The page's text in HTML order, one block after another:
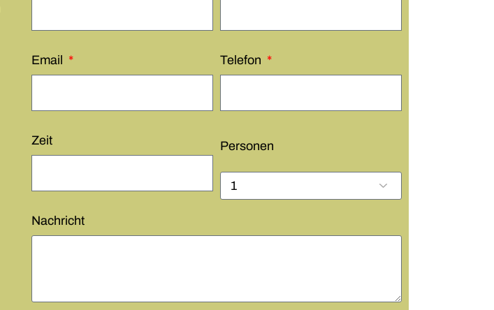
Email Telefon
Zeit Personen
Nachricht